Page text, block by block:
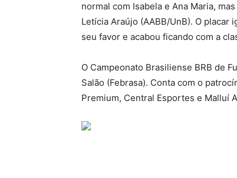
normal com Isabela e Ana Maria,
Letícia Araújo (AABB/UnB). O placar
seu favor e acabou ficando com a
O Campeonato Brasiliense BRB de
Salão (Febrasa). Conta com o
Premium, Central Esportes e Malluí